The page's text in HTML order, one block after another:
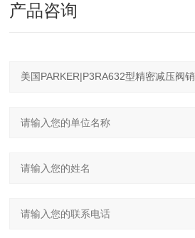
产品咨询